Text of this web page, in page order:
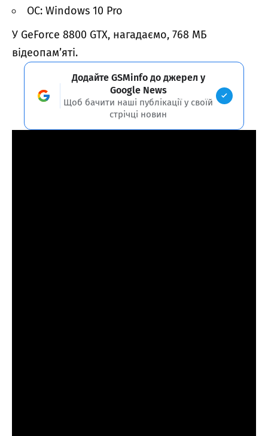
ОС: Windows 10 Pro
У GeForce 8800 GTX, нагадаємо, 768 МБ
відеопам’яті.
Додайте GSMinfo до джерел у
Google News
Щоб бачити наші публікації у своїй
стрічці новин